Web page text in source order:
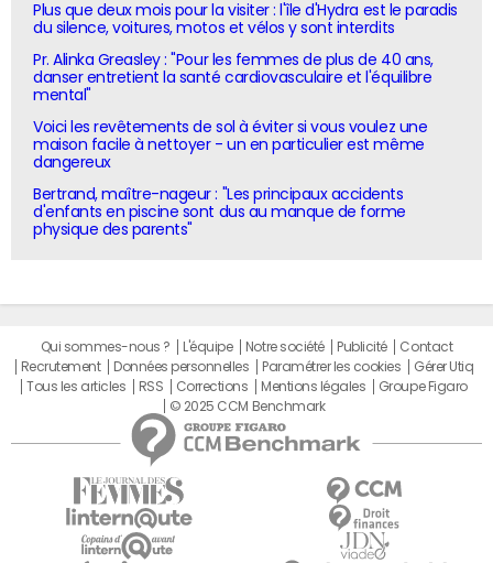
Plus que deux mois pour la visiter : l'île d'Hydra est le paradis
du silence, voitures, motos et vélos y sont interdits
Pr. Alinka Greasley : "Pour les femmes de plus de 40 ans,
danser entretient la santé cardiovasculaire et l'équilibre
mental"
Voici les revêtements de sol à éviter si vous voulez une
maison facile à nettoyer - un en particulier est même
dangereux
Bertrand, maître-nageur : "Les principaux accidents
d'enfants en piscine sont dus au manque de forme
physique des parents"
Qui sommes-nous ? L'équipe Notre société Publicité
Contact
Recrutement
Données personnelles Paramétrer les cookies
Gérer Utiq
Tous les articles
RSS Corrections Mentions légales
Groupe Figaro
© 2025 CCM Benchmark